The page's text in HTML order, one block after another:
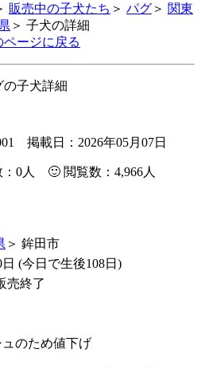
販売中の子犬たち ＞ パグ ＞ 関東
＞ 子犬の詳細
ージに戻る
の子犬詳細
掲載日：2026年05月07日
0人 🙂 閲覧数：4,966人
＞ 鉾田市
日 (今日で生後108日)
売終了
のため値下げ